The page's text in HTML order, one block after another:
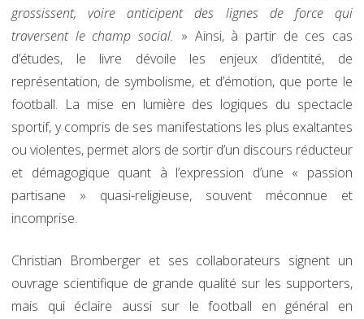
grossissent, voire anticipent des lignes de force qui
traversent le champ social. » Ainsi, à partir de ces cas
d’études, le livre dévoile les enjeux d’identité, de
représentation, de symbolisme, et d’émotion, que porte le
football. La mise en lumière des logiques du spectacle
sportif, y compris de ses manifestations les plus exaltantes
ou violentes, permet alors de sortir d’un discours réducteur
et démagogique quant à l’expression d’une « passion
partisane » quasi-religieuse, souvent méconnue et
incomprise.
Christian Bromberger et ses collaborateurs signent un
ouvrage scientifique de grande qualité sur les supporters,
mais qui éclaire aussi sur le football en général en